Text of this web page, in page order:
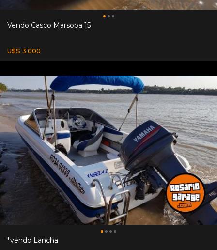
Vendo Casco Marsopa 15
U$S 3.000
*vendo Lancha